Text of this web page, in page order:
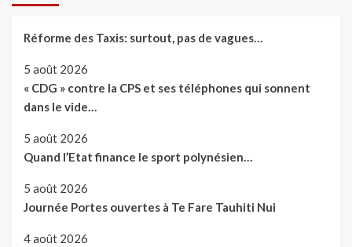
Réforme des Taxis: surtout, pas de vagues…
5 août 2026
« CDG » contre la CPS et ses téléphones qui sonnent
dans le vide…
5 août 2026
Quand l’Etat finance le sport polynésien…
5 août 2026
Journée Portes ouvertes à Te Fare Tauhiti Nui
4 août 2026